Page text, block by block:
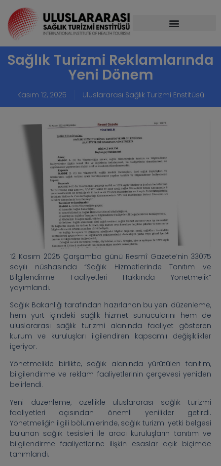
Sağlık Turizmi Reklamlarında
Yeni Dönem
Kasım 12, 2025 Uluslararası Sağlık Turizmi Enstitüsü
12 Kasım 2025 Çarşamba günü Resmî Gazete’nin 33075
sayılı nüshasında “Sağlık Hizmetlerinde Tanıtım ve
Bilgilendirme Faaliyetleri Hakkında Yönetmelik”
yayımlandı.
Sağlık Bakanlığı tarafından hazırlanan bu yeni düzenleme,
hem yurt içindeki sağlık hizmet sunucularını hem de
uluslararası sağlık turizmi alanında faaliyet gösteren
kurum ve kuruluşları ilgilendiren kapsamlı değişiklikler
içeriyor.
Yönetmelikle birlikte, sağlık alanında yürütülen tanıtım,
bilgilendirme ve reklam faaliyetlerinin çerçevesi yeniden
belirlendi.
Yeni düzenleme, özellikle uluslararası sağlık turizmi
faaliyetleri açısından önemli yenilikler getirdi.
Yönetmeliğin ilgili bölümlerinde, sağlık turizmi yetki belgesi
bulunan sağlık tesisleri ile aracı kuruluşların tanıtım ve
bilgilendirme faaliyetlerine ilişkin esaslar açık biçimde
tanımlandı.